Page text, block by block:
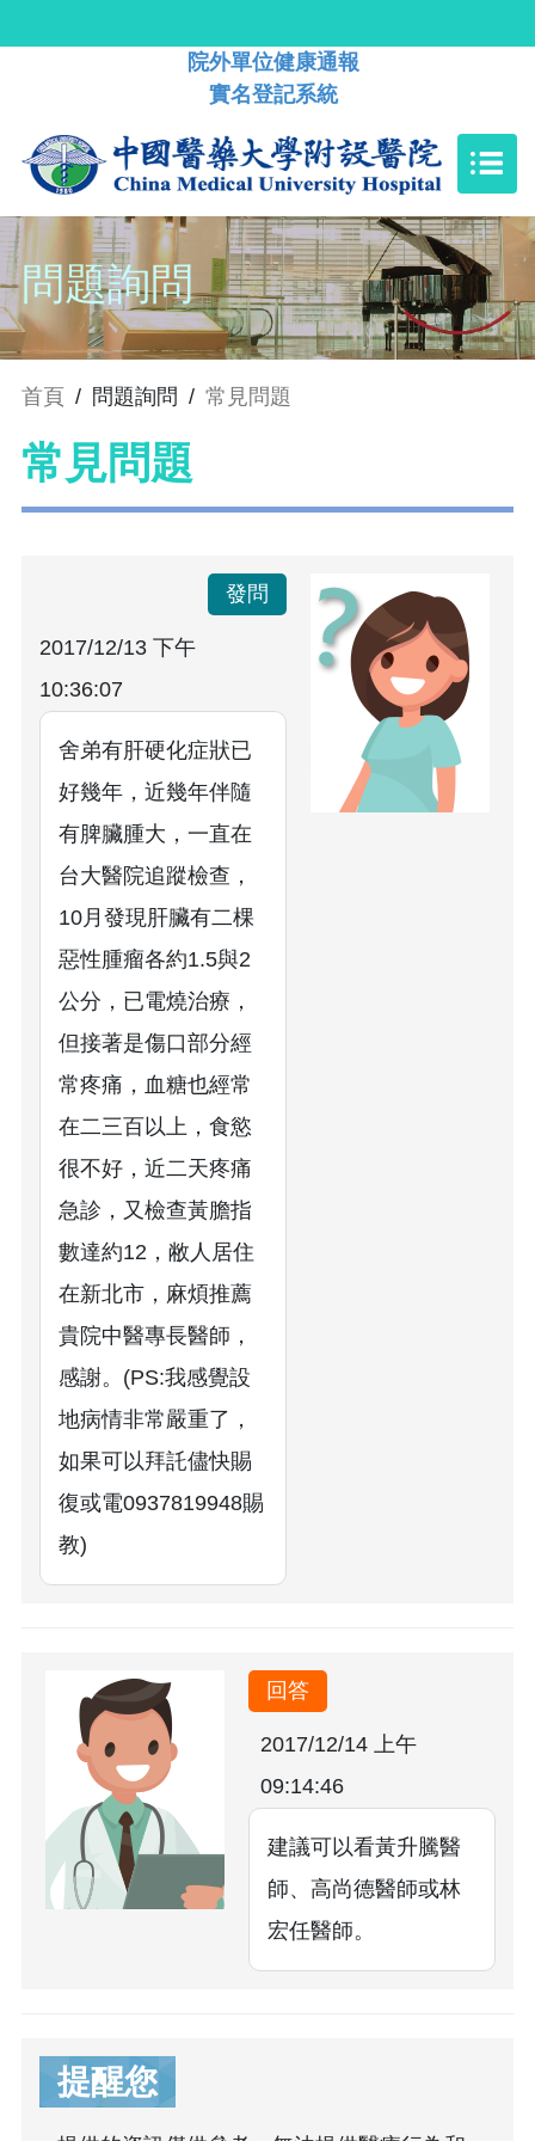
院外單位健康通報
實名登記系統
問題詢問
首頁 / 問題詢問 / 常見問題
常見問題
發問
2017/12/13 下午
10:36:07
舍弟有肝硬化症狀已
好幾年，近幾年伴隨
有脾臟腫大，一直在
台大醫院追蹤檢查，
10月發現肝臟有二棵
惡性腫瘤各約1.5與2
公分，已電燒治療，
但接著是傷口部分經
常疼痛，血糖也經常
在二三百以上，食慾
很不好，近二天疼痛
急診，又檢查黃膽指
數達約12，敝人居住
在新北市，麻煩推薦
貴院中醫專長醫師，
感謝。(PS:我感覺設
地病情非常嚴重了，
如果可以拜託儘快賜
復或電0937819948賜
教)
回答
2017/12/14 上午
09:14:46
建議可以看黃升騰醫
師、高尚德醫師或林
宏任醫師。
提醒您